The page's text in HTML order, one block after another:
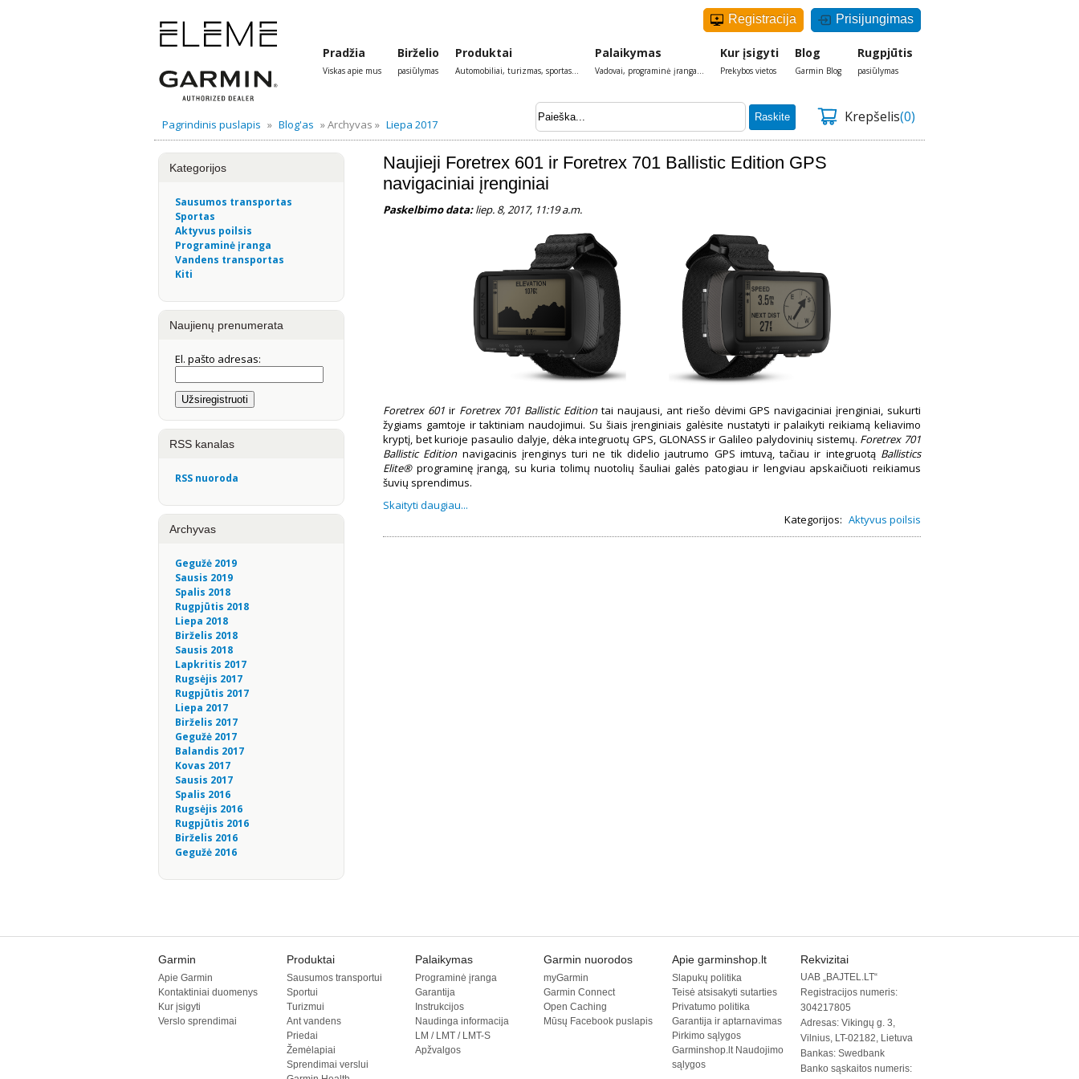
Registracija Prisijungimas
Pradžia
Viskas apie mus
Birželio
pasiūlymas
Produktai
Automobiliai, turizmas, sportas...
Palaikymas
Vadovai, programinė įranga...
Kur įsigyti
Prekybos vietos
Blog
Garmin Blog
Rugpjūtis
pasiūlymas
Pagrindinis puslapis » Blog'as » Archyvas » Liepa 2017
Raskite Krepšelis(0)
Kategorijos
Sausumos transportas
Sportas
Aktyvus poilsis
Programinė įranga
Vandens transportas
Kiti
Naujienų prenumerata
El. pašto adresas:
RSS kanalas
RSS nuoroda
Archyvas
Gegužė 2019
Sausis 2019
Spalis 2018
Rugpjūtis 2018
Liepa 2018
Birželis 2018
Sausis 2018
Lapkritis 2017
Rugsėjis 2017
Rugpjūtis 2017
Liepa 2017
Birželis 2017
Gegužė 2017
Balandis 2017
Kovas 2017
Sausis 2017
Spalis 2016
Rugsėjis 2016
Rugpjūtis 2016
Birželis 2016
Gegužė 2016
Naujieji Foretrex 601 ir Foretrex 701 Ballistic Edition GPS
navigaciniai įrenginiai
Paskelbimo data:liep. 8, 2017, 11:19 a.m.
Foretrex 601ir Foretrex 701 Ballistic Editiontai naujausi, ant riešo dėvimi GPS navigaciniai įrenginiai, sukurti
žygiams gamtoje ir taktiniam naudojimui. Su šiais įrenginiais galėsite nustatyti ir palaikyti reikiamą keliavimo
kryptį, bet kurioje pasaulio dalyje, dėka integruotų GPS, GLONASS ir Galileo palydovinių sistemų. Foretrex 701
Ballistic Editionnavigacinis įrenginys turi ne tik didelio jautrumo GPS imtuvą, tačiau ir integruotą Ballistics
Elite®programinę įrangą, su kuria tolimų nuotolių šauliai galės patogiau ir lengviau apskaičiuoti reikiamus
šuvių sprendimus.
Skaityti daugiau...
Kategorijos: Aktyvus poilsis
Garmin
Apie Garmin
Kontaktiniai duomenys
Kur įsigyti
Verslo sprendimai
Produktai
Sausumos transportui
Sportui
Turizmui
Ant vandens
Priedai
Žemėlapiai
Sprendimai verslui
Palaikymas
Programinė įranga
Garantija
Instrukcijos
Naudinga informacija
LM / LMT / LMT-S
Apžvalgos
Garmin nuorodos
myGarmin
Garmin Connect
Open Caching
Mūsų Facebook puslapis
Apie garminshop.lt
Slapukų politika
Teisė atsisakyti sutarties
Privatumo politika
Garantija ir aptarnavimas
Pirkimo sąlygos
Garminshop.lt Naudojimo
sąlygos
Rekvizitai
UAB „BAJTEL.LT“
Registracijos numeris:
304217805
Adresas: Vikingų g. 3,
Vilnius, LT-02182, Lietuva
Bankas: Swedbank
Banko sąskaitos numeris: